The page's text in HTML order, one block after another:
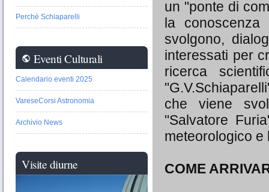
Perchè Schiaparelli
public Eventi Culturali
Calendario eventi 2025
VareseCorsi Astronomia
Archivio News
Visite diurne
un "ponte di
la
svolgono,
interessati per
ricerca
che viene
"Salvatore
meteorologico e
COME